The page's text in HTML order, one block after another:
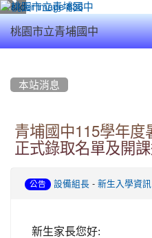
桃園市立青埔國中
本站消息
青埔國中115學年度
正式錄取名單及開課
公告 設備組長 - 新生入學資訊
新生家長您好: